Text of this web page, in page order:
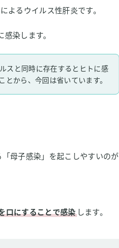
よるウイルス性肝炎です。
染します。
スと同時に存在するとヒトに感
から、今回は省いています。
母子感染」を起こしやすいのが
口にすることで感染します。